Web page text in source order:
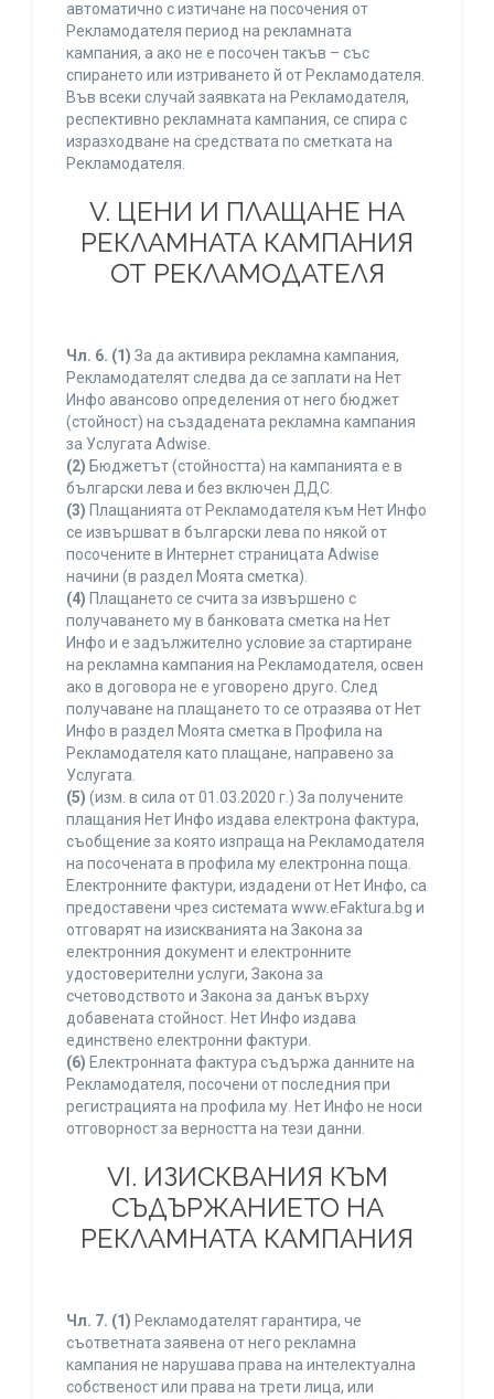
автоматично с изтичане на посочения от
Рекламодателя период на рекламната
кампания, а ако не е посочен такъв – със
спирането или изтриването й от Рекламодателя.
Във всеки случай заявката на Рекламодателя,
респективно рекламната кампания, се спира с
изразходване на средствата по сметката на
Рекламодателя.
V. ЦЕНИ И ПЛАЩАНЕ НА
РЕКЛАМНАТА КАМПАНИЯ
ОТ РЕКЛАМОДАТЕЛЯ
Чл. 6. (1) За да активира рекламна кампания,
Рекламодателят следва да се заплати на Нет
Инфо авансово определения от него бюджет
(стойност) на създадената рекламна кампания
за Услугата Adwise.
(2) Бюджетът (стойността) на кампанията е в
български лева и без включен ДДС.
(3) Плащанията от Рекламодателя към Нет Инфо
се извършват в български лева по някой от
посочените в Интернет страницата Adwise
начини (в раздел Моята сметка).
(4) Плащането се счита за извършено с
получаването му в банковата сметка на Нет
Инфо и е задължително условие за стартиране
на рекламна кампания на Рекламодателя, освен
ако в договора не е уговорено друго. След
получаване на плащането то се отразява от Нет
Инфо в раздел Моята сметка в Профила на
Рекламодателя като плащане, направено за
Услугата.
(5) (изм. в сила от 01.03.2020 г.) За получените
плащания Нет Инфо издава електрона фактура,
съобщение за която изпраща на Рекламодателя
на посочената в профила му електронна поща.
Електронните фактури, издадени от Нет Инфо, са
предоставени чрез системата www.eFaktura.bg и
отговарят на изискванията на Закона за
електронния документ и електронните
удостоверителни услуги, Закона за
счетоводството и Закона за данък върху
добавената стойност. Нет Инфо издава
единствено електронни фактури.
(6) Електронната фактура съдържа данните на
Рекламодателя, посочени от последния при
регистрацията на профила му. Нет Инфо не носи
отговорност за верността на тези данни.
VI. ИЗИСКВАНИЯ КЪМ
СЪДЪРЖАНИЕТО НА
РЕКЛАМНАТА КАМПАНИЯ
Чл. 7. (1) Рекламодателят гарантира, че
съответната заявена от него рекламна
кампания не нарушава права на интелектуална
собственост или права на трети лица, или